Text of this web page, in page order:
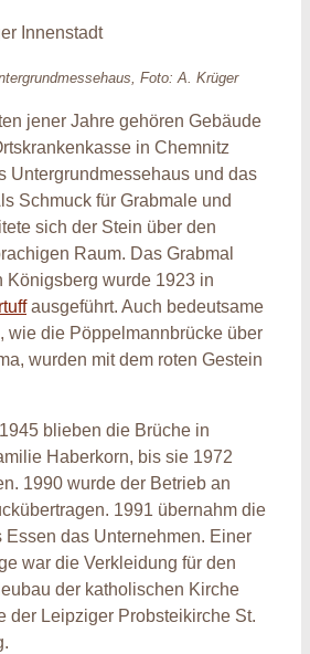
Foto: A. Krüger
jener Jahre gehören Gebäude
in Chemnitz
Untergrundmessehaus und das
Schmuck für Grabmale und
sich der Stein über den
Raum. Das Grabmal
Königsberg wurde 1923 in
ausgeführt. Auch bedeutsame
wie die Pöppelmannbrücke über
wurden mit dem roten Gestein
blieben die Brüche in
Haberkorn, bis sie 1972
1990 wurde der Betrieb an
1991 übernahm die
Essen das Unternehmen. Einer
war die Verkleidung für den
der katholischen Kirche
der Leipziger Probsteikirche St.